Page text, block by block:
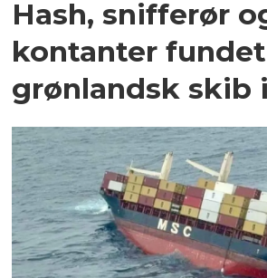
Hash, snifferør
kontanter
grønlandsk skib